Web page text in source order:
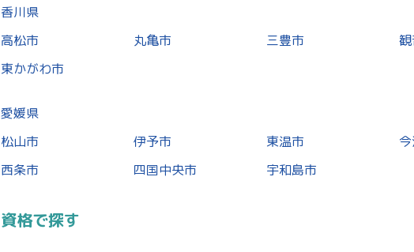
香川県
高松市
丸亀市 三豊市
東かがわ市
愛媛県
松山市
伊予市 東温市
西条市
四国中央市 宇和島市
資格で探す